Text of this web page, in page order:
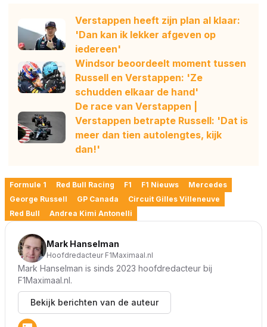
Verstappen heeft zijn plan al klaar:
'Dan kan ik lekker afgeven op
iedereen'
Windsor beoordeelt moment tussen
Russell en Verstappen: 'Ze
schudden elkaar de hand'
De race van Verstappen |
Verstappen betrapte Russell: 'Dat is
meer dan tien autolengtes, kijk
dan!'
Formule 1 Red Bull Racing F1 F1 Nieuws
Mercedes
George Russell
GP Canada
Circuit Gilles Villeneuve
Red Bull
Andrea Kimi Antonelli
Mark Hanselman
Hoofdredacteur F1Maximaal.nl
Mark Hanselman is sinds 2023 hoofdredacteur bij
F1Maximaal.nl.
Bekijk berichten van de auteur